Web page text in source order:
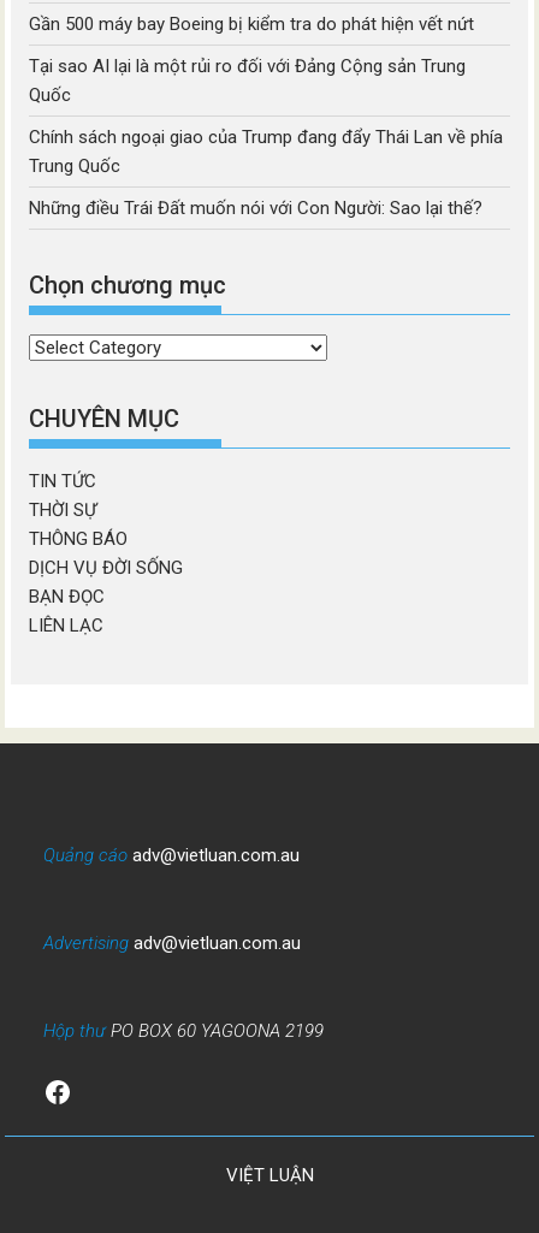
Gần 500 máy bay Boeing bị kiểm tra do phát hiện vết nứt
Tại sao AI lại là một rủi ro đối với Đảng Cộng sản Trung
Quốc
Chính sách ngoại giao của Trump đang đẩy Thái Lan về phía
Trung Quốc
Những điều Trái Đất muốn nói với Con Người: Sao lại thế?
Chọn chương mục
Chọn
mục
CHUYÊN MỤC
TIN TỨC
THỜI SỰ
THÔNG BÁO
DỊCH VỤ ĐỜI SỐNG
BẠN ĐỌC
LIÊN LẠC
Quảng cáo adv@vietluan.com.au
Advertising adv@vietluan.com.au
Hộp thưPO BOX 60 YAGOONA 2199
Facebook
VIỆT LUẬN